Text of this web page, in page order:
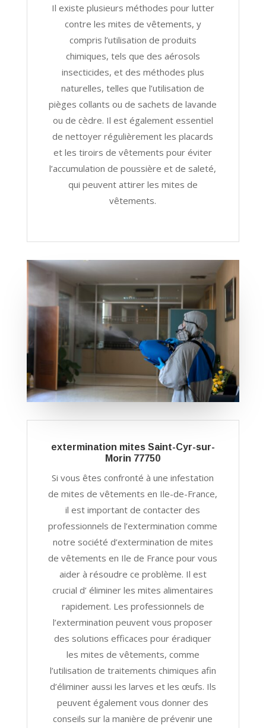
Il existe plusieurs méthodes pour lutter
contre les mites de vêtements, y
compris l’utilisation de produits
chimiques, tels que des aérosols
insecticides, et des méthodes plus
naturelles, telles que l’utilisation de
pièges collants ou de sachets de lavande
ou de cèdre. Il est également essentiel
de nettoyer régulièrement les placards
et les tiroirs de vêtements pour éviter
l’accumulation de poussière et de saleté,
qui peuvent attirer les mites de
vêtements.
extermination mites Saint-Cyr-sur-
Morin 77750
Si vous êtes confronté à une infestation
de mites de vêtements en Ile-de-France,
il est important de contacter des
professionnels de l’extermination comme
notre société d’extermination de mites
de vêtements en Ile de France pour vous
aider à résoudre ce problème. Il est
crucial d’ éliminer les mites alimentaires
rapidement. Les professionnels de
l’extermination peuvent vous proposer
des solutions efficaces pour éradiquer
les mites de vêtements, comme
l’utilisation de traitements chimiques afin
d’éliminer aussi les larves et les œufs. Ils
peuvent également vous donner des
conseils sur la manière de prévenir une